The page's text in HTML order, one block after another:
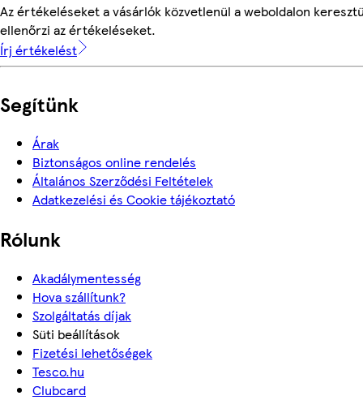
Az értékeléseket a vásárlók közvetlenül a weboldalon
ellenőrzi az értékeléseket.
Írj értékelést
Segítünk
Árak
Biztonságos online rendelés
Általános Szerződési Feltételek
Adatkezelési és Cookie tájékoztató
Rólunk
Akadálymentesség
Hova szállítunk?
Szolgáltatás díjak
Süti beállítások
Fizetési lehetőségek
Tesco.hu
Clubcard